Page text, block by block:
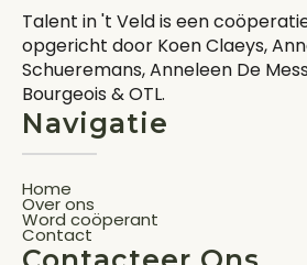
Talent in 't Veld is een
opgericht door Koen Claeys,
Schueremans, Anneleen De
Bourgeois & OTL.
Navigatie
Home
Over ons
Word coöperant
Contact